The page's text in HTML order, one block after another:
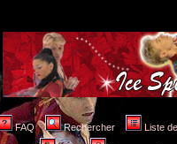
FAQ Rechercher Liste